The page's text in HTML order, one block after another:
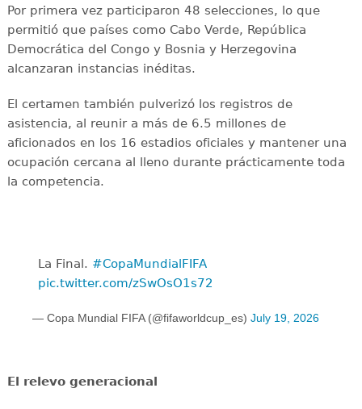
Por primera vez participaron 48 selecciones, lo que
permitió que países como Cabo Verde, República
Democrática del Congo y Bosnia y Herzegovina
alcanzaran instancias inéditas.
El certamen también pulverizó los registros de
asistencia, al reunir a más de 6.5 millones de
aficionados en los 16 estadios oficiales y mantener una
ocupación cercana al lleno durante prácticamente toda
la competencia.
La Final. ️ #CopaMundialFIFA
pic.twitter.com/zSwOsO1s72
— Copa Mundial FIFA (@fifaworldcup_es) July 19, 2026
El relevo generacional